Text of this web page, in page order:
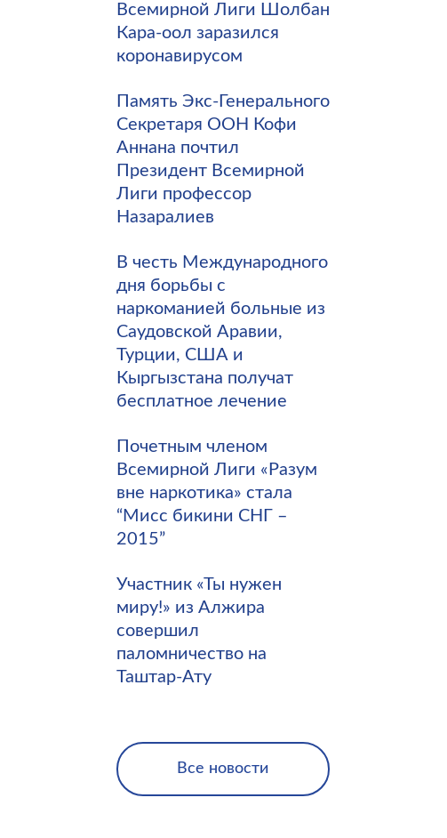
Всемирной Лиги Шолбан
Кара-оол заразился
коронавирусом
Память Экс-Генерального
Секретаря ООН Кофи
Аннана почтил
Президент Всемирной
Лиги профессор
Назаралиев
В честь Международного
дня борьбы с
наркоманией больные из
Саудовской Аравии,
Турции, США и
Кыргызстана получат
бесплатное лечение
Почетным членом
Всемирной Лиги «Разум
вне наркотика» стала
“Мисс бикини СНГ –
2015”
Участник «Ты нужен
миру!» из Алжира
совершил
паломничество на
Таштар-Ату
Все новости